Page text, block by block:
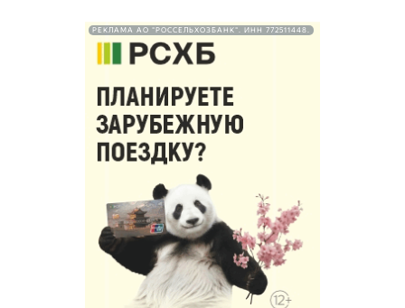
РЕКЛАМА АО "РОССЕЛЬХОЗБАНК". ИНН 772511448.